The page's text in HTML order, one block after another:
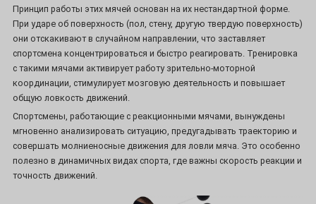
Принцип работы этих мячей основан на их нестандартной форме.
При ударе об поверхность (пол, стену, другую твердую поверхность)
они отскакивают в случайном направлении, что заставляет
спортсмена концентрироваться и быстро реагировать. Тренировка
с такими мячами активирует работу зрительно-моторной
координации, стимулирует мозговую деятельность и повышает
общую ловкость движений.
Спортсмены, работающие с реакционными мячами, вынуждены
мгновенно анализировать ситуацию, предугадывать траекторию и
совершать молниеносные движения для ловли мяча. Это особенно
полезно в динамичных видах спорта, где важны скорость реакции и
точность движений.